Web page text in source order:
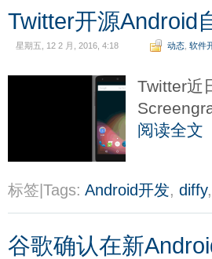
Twitter开源Android
星期五, 12 2 月, 2016, 4:18 动态 软件
Twitter近
阅读全文
标签|Tags: Android开发, diffy,
谷歌确认在新